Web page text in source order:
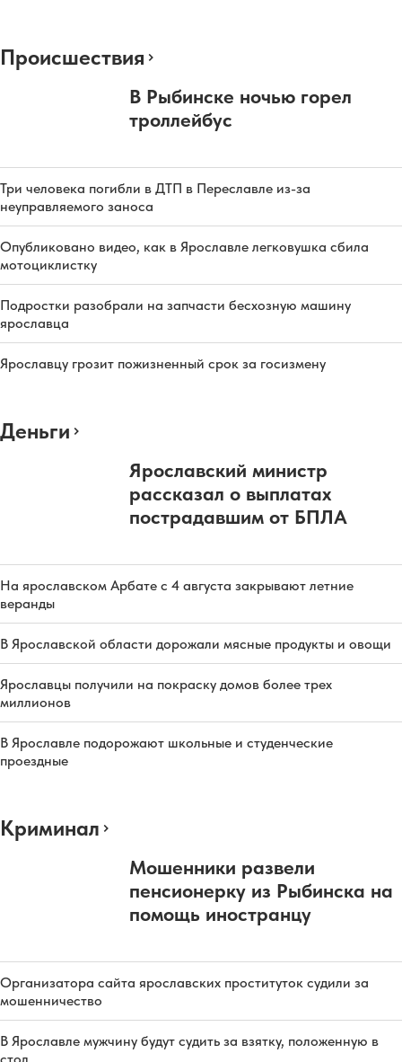
Происшествия
В Рыбинске ночью горел
троллейбус
Три человека погибли в ДТП в Переславле из-за
неуправляемого заноса
Опубликовано видео, как в Ярославле легковушка сбила
мотоциклистку
Подростки разобрали на запчасти бесхозную машину
ярославца
Ярославцу грозит пожизненный срок за госизмену
Деньги
Ярославский министр
рассказал о выплатах
пострадавшим от БПЛА
На ярославском Арбате с 4 августа закрывают летние
веранды
В Ярославской области дорожали мясные продукты и овощи
Ярославцы получили на покраску домов более трех
миллионов
В Ярославле подорожают школьные и студенческие
проездные
Криминал
Мошенники развели
пенсионерку из Рыбинска на
помощь иностранцу
Организатора сайта ярославских проституток судили за
мошенничество
В Ярославле мужчину будут судить за взятку, положенную в
стол